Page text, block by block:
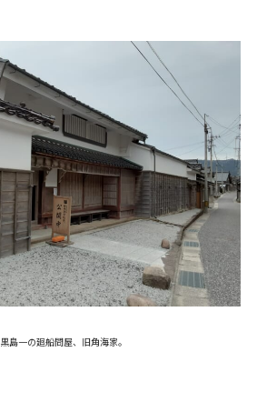
黒島一の廻船問屋、旧角海家。